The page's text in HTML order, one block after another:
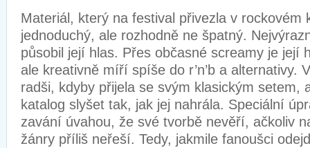
Materiál, který na festival přivezla v rockovém
jednoduchý, ale rozhodně ne špatný.
působil její hlas. Přes občasné screamy je její
ale kreativně míří spíše do r’n’b a alternativy.
radši, kdyby přijela se svým klasickým setem,
katalog slyšet tak, jak jej nahrála. Speciální
zavání úvahou, že své tvorbě nevěří, ačkoliv
žánry příliš neřeší. Tedy, jakmile fanoušci